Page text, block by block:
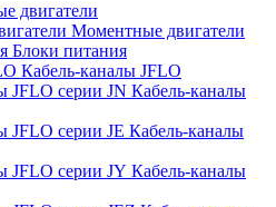
двигатели
Моментные двигатели
Блоки питания
Кабель-каналы JFLO
Кабель-каналы
Кабель-каналы
Кабель-каналы